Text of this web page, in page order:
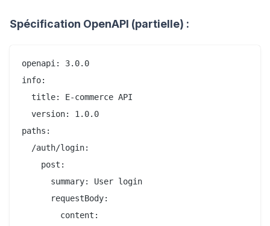
Spécification OpenAPI (partielle) :
openapi: 3.0.0
info:
  title: E-commerce API
  version: 1.0.0
paths:
  /auth/login:
    post:
      summary: User login
      requestBody:
        content: